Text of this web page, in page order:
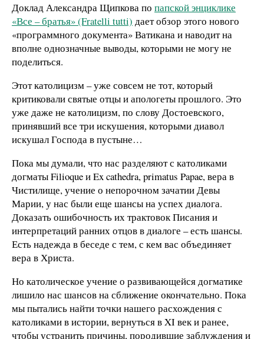
Доклад Александра Щипкова по папской энциклике
«Все – братья» (Fratelli tutti) дает обзор этого нового
«программного документа» Ватикана и наводит на
вполне однозначные выводы, которыми не могу не
поделиться.
Этот католицизм – уже совсем не тот, который
критиковали святые отцы и апологеты прошлого. Это
уже даже не католицизм, по слову Достоевского,
принявший все три искушения, которыми диавол
искушал Господа в пустыне…
Пока мы думали, что нас разделяют с католиками
догматы Filioque и Ex cathedra, primatus Papae, вера в
Чистилище, учение о непорочном зачатии Девы
Марии, у нас были еще шансы на успех диалога.
Доказать ошибочность их трактовок Писания и
интерпретаций ранних отцов в диалоге – есть шансы.
Есть надежда в беседе с тем, с кем вас объединяет
вера в Христа.
Но католическое учение о развивающейся догматике
лишило нас шансов на сближение окончательно. Пока
мы пытались найти точки нашего расхождения с
католиками в истории, вернуться в XI век и ранее,
чтобы устранить причины, породившие заблуждения и